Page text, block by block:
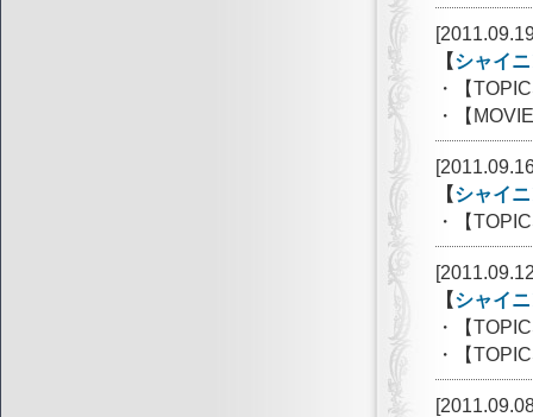
【シャイ
・【
・【
【シャイ
・【
【シャイ
・【
・【